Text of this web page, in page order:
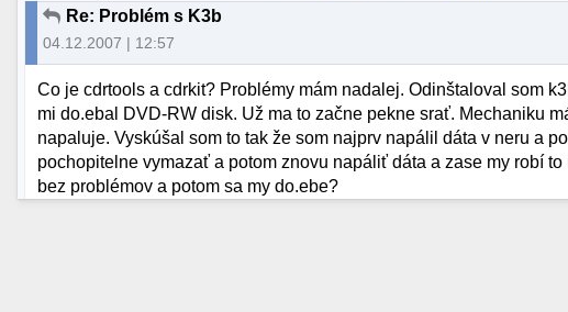
Re: Problém s K3b
04.12.2007 | 12:57
Co je cdrtools a cdrkit? Problémy mám nadalej. Odinštaloval som
mi do.ebal DVD-RW disk. Už ma to začne pekne srať. Mechaniku
napaluje. Vyskúšal som to tak že som najprv napálil dáta v neru a
pochopitelne vymazať a potom znovu napáliť dáta a zase my robí
bez problémov a potom sa my do.ebe?